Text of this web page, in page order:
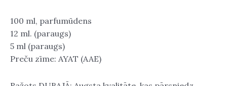
100 ml, parfumūdens
12 ml. (paraugs)
5 ml (paraugs)
Preču zīme: AYAT (AAE)